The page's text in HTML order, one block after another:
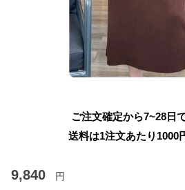
ご注文確定から7~28日
送料は1注文あたり 1000
9,840 円